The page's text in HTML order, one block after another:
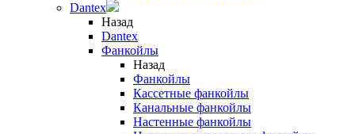
Dantex
Назад
Dantex
Фанкойлы
Назад
Фанкойлы
Кассетные фанкойлы
Канальные фанкойлы
Настенные фанкойлы